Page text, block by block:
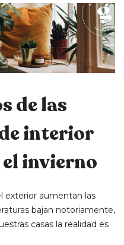
de las
interior
invierno
exterior aumentan las
bajan notoriamente,
casas la realidad es